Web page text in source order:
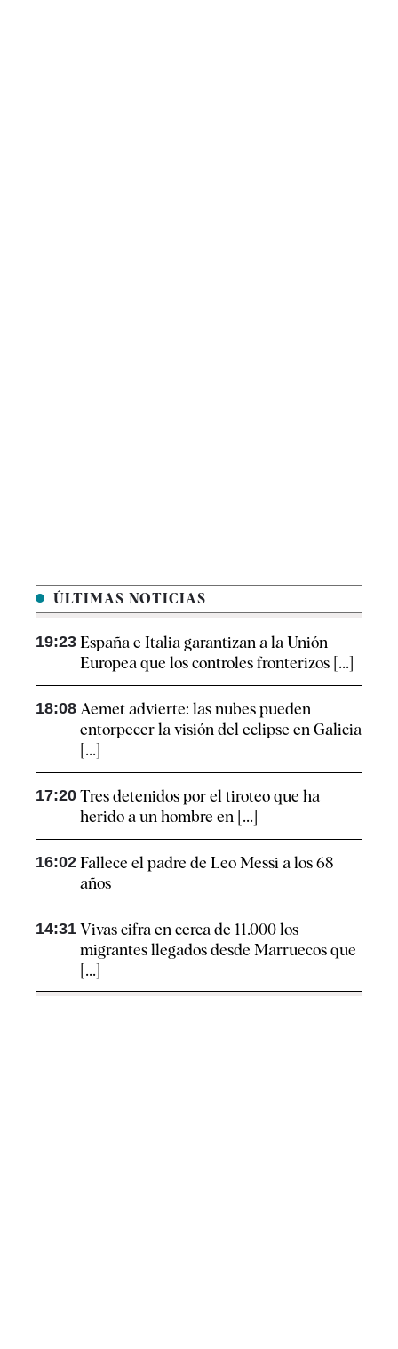
ÚLTIMAS NOTICIAS
19:23 España e Italia garantizan a la Unión
Europea que los controles fronterizos [...]
18:08 Aemet advierte: las nubes pueden
entorpecer la visión del eclipse en Galicia
[...]
17:20 Tres detenidos por el tiroteo que ha
herido a un hombre en [...]
16:02 Fallece el padre de Leo Messi a los 68
años
14:31 Vivas cifra en cerca de 11.000 los
migrantes llegados desde Marruecos que
[...]